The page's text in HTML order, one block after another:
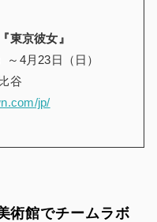
東京彼女』
4月23日（日）
谷
jp/
術館でチームラボ